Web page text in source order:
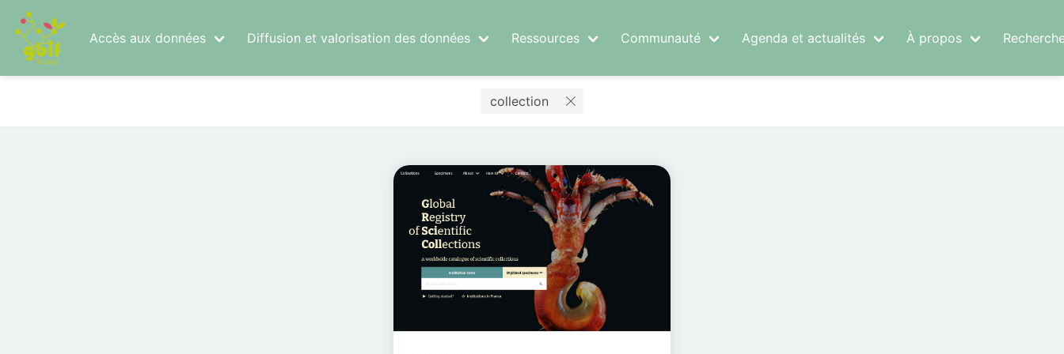
Accès aux données Diffusion et valorisation des données Ressources Communauté Agenda et actualités À propos
collection